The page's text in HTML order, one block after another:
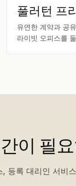
풀러턴 프
유연한 계약과 공
라이빗 오피스를
이 필
등록 대리인 서비